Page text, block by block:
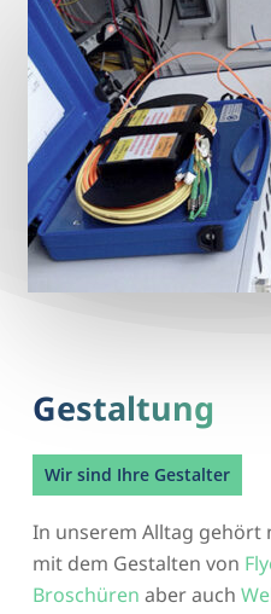
Gestaltung
Wir sind Ihre Gestalter
In unserem Alltag gehört
mit dem Gestalten von
Broschüren aber auch